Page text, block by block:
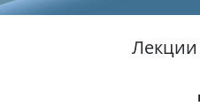
Лекции